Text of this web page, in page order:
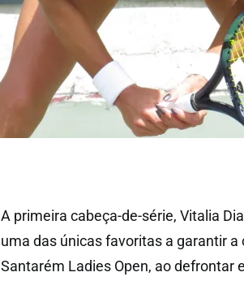
A primeira cabeça-de-série, Vitalia
uma das únicas favoritas a garantir
Santarém Ladies Open, ao defrontar